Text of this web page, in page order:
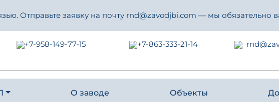
Отправьте заявку на почту rnd@zavodjbi.com — мы обязательно
+7-958-149-77-15 +7-863-333-21-14
О заводе Объекты